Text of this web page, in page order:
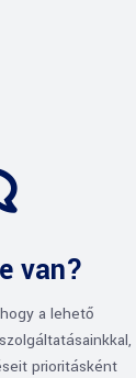
van?
a lehető
prioritásként